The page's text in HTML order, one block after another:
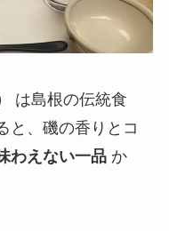
は島根の伝統食
と、磯の香りとコ
わえない一品か